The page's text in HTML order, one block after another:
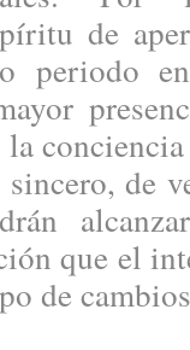
de
periodo
de
que el
de